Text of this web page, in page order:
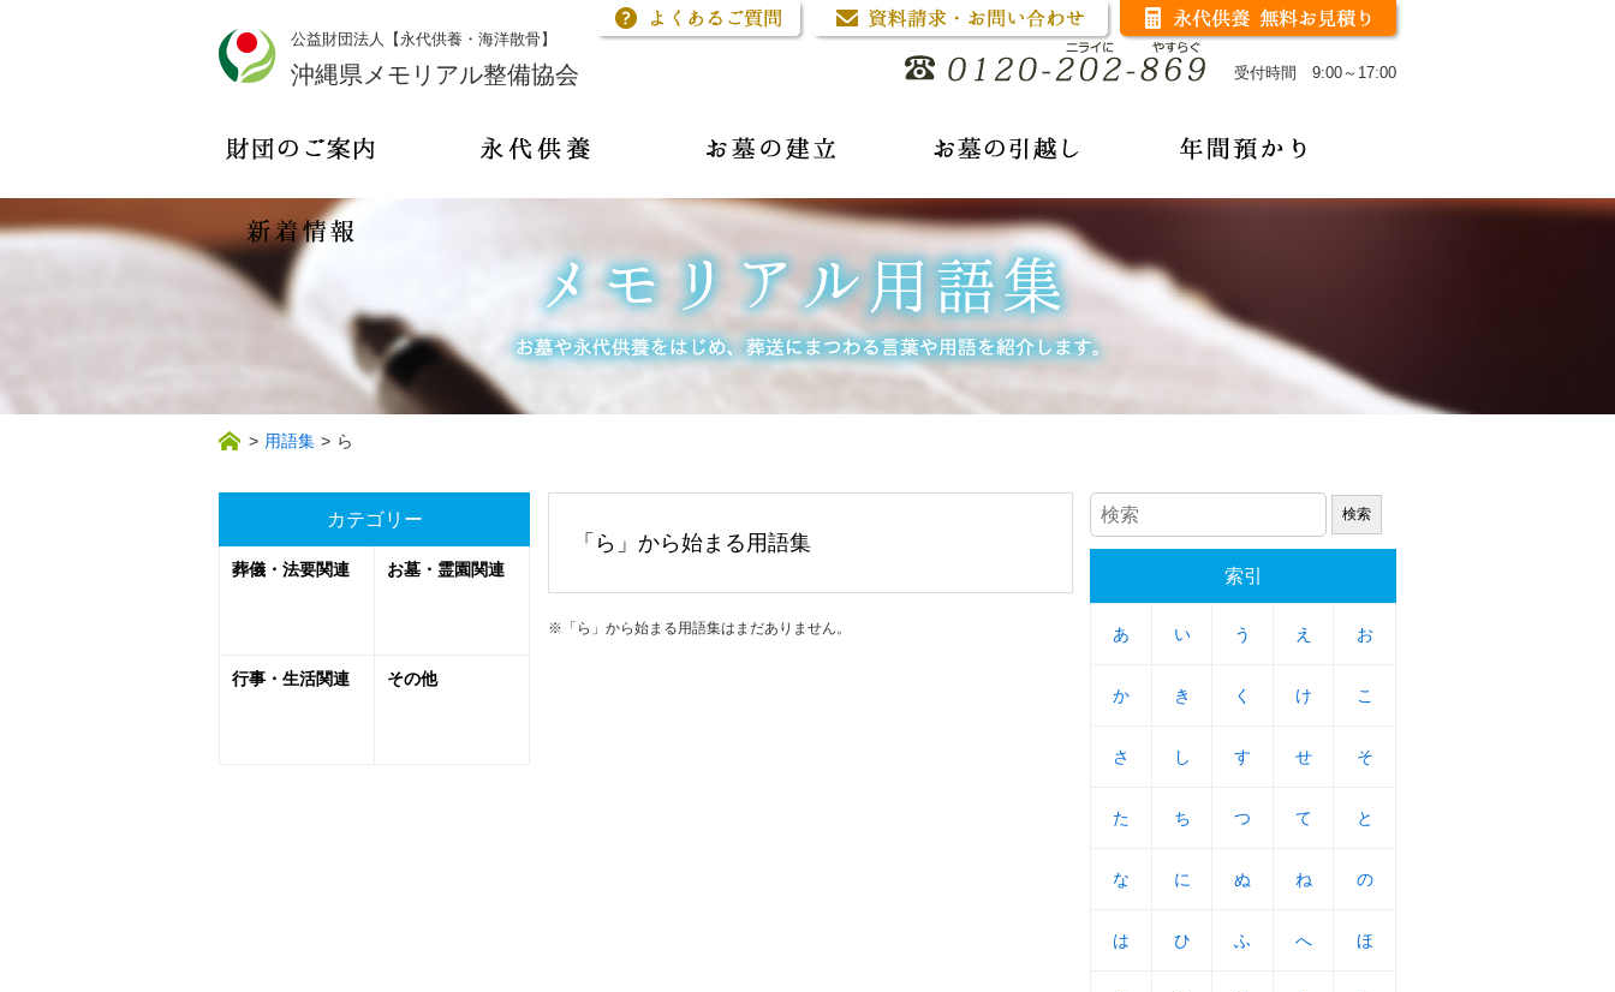
公益財団法人【永代供養・海洋散骨】
沖縄県メモリアル整備協会 受付時間 9:00～17:00
> 用語集 > ら
「ら」から始まる用語集
※「ら」から始まる用語集はまだありません。
カテゴリー
葬儀・法要関連 お墓・霊園関連
行事・生活関連 その他
索引
あ
あ い
い う
う え
え お
お
か
か き
き く
く け
け こ
こ
さ
さ し
し す
す せ
せ そ
そ
た
た ち
ち つ
つ て
て と
と
な
な に
に ぬ
ぬ ね
ね の
の
は
は ひ
ひ ふ
ふ へ
へ ほ
ほ